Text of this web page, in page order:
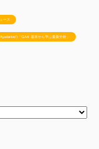
ース
Ayudanteの「GA4: 基本から学ぶ最新分析」